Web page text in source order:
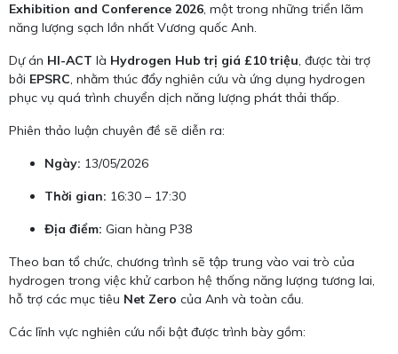
Exhibition and Conference 2026, một trong những triển lãm
năng lượng sạch lớn nhất Vương quốc Anh.
Dự án HI-ACT là Hydrogen Hub trị giá £10 triệu, được tài trợ
bởi EPSRC, nhằm thúc đẩy nghiên cứu và ứng dụng hydrogen
phục vụ quá trình chuyển dịch năng lượng phát thải thấp.
Phiên thảo luận chuyên đề sẽ diễn ra:
Ngày: 13/05/2026
Thời gian: 16:30 – 17:30
Địa điểm: Gian hàng P38
Theo ban tổ chức, chương trình sẽ tập trung vào vai trò của
hydrogen trong việc khử carbon hệ thống năng lượng tương lai,
hỗ trợ các mục tiêu Net Zero của Anh và toàn cầu.
Các lĩnh vực nghiên cứu nổi bật được trình bày gồm: